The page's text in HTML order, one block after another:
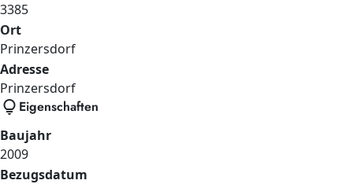
3385
Ort
Prinzersdorf
Adresse
Prinzersdorf
lightbulb Eigenschaften
Baujahr
2009
Bezugsdatum